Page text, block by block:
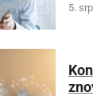
5.